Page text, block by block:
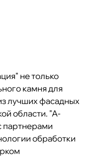
не только
камня для
лучших фасадных
области. "А-
партнерами
обработки